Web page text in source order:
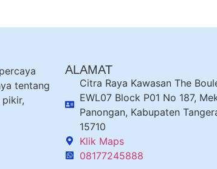
tentang
ALAMAT
Citra Raya Kawasan The
EWL07 Block P01 No 187,
Panongan, Kabupaten
15710
Klik Maps
08177245888